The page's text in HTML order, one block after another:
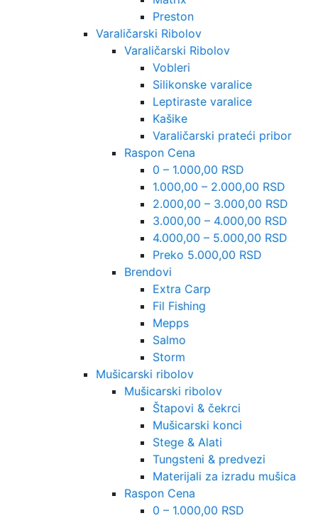
Preston
Varaličarski Ribolov
Varaličarski Ribolov
Vobleri
Silikonske varalice
Leptiraste varalice
Kašike
Varaličarski prateći pribor
Raspon Cena
0 – 1.000,00 RSD
1.000,00 – 2.000,00 RSD
2.000,00 – 3.000,00 RSD
3.000,00 – 4.000,00 RSD
4.000,00 – 5.000,00 RSD
Preko 5.000,00 RSD
Brendovi
Extra Carp
Fil Fishing
Mepps
Salmo
Storm
Mušicarski ribolov
Mušicarski ribolov
Štapovi & čekrci
Mušicarski konci
Stege & Alati
Tungsteni & predvezi
Materijali za izradu mušica
Raspon Cena
0 – 1.000,00 RSD